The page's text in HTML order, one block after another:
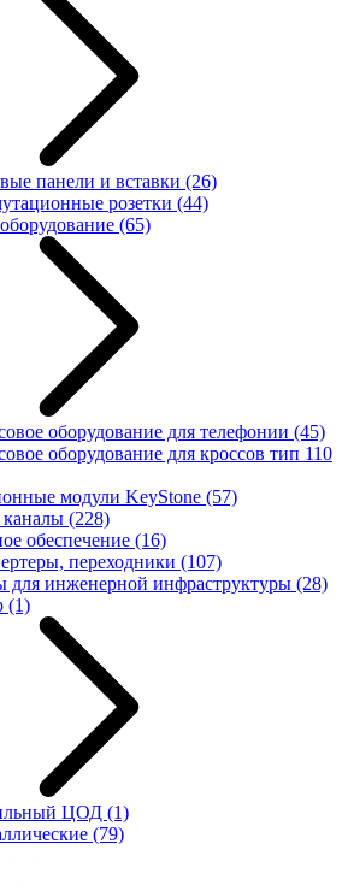
панели и вставки (26)
розетки (44)
(65)
оборудование для телефонии (45)
оборудование для кроссов тип 110
модули KeyStone (57)
(228)
обеспечение (16)
переходники (107)
для инженерной инфраструктуры (28)
(1)
ЦОД (1)
(79)